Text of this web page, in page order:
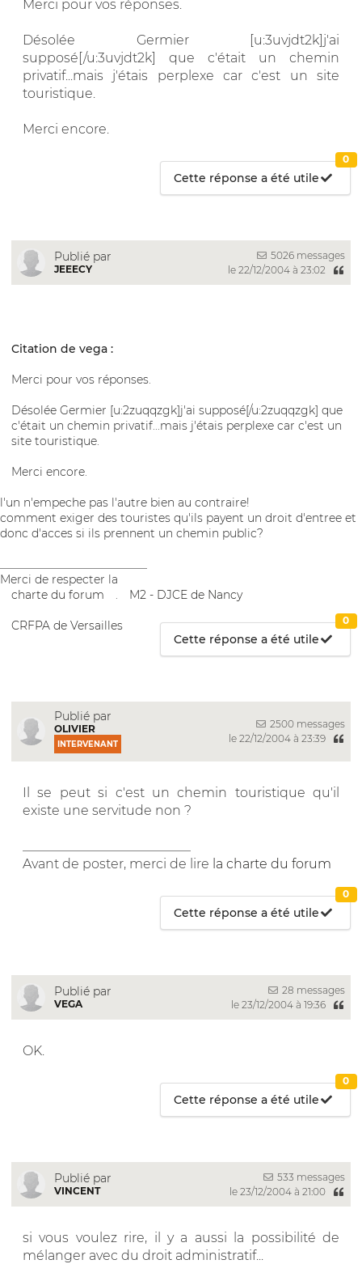
Merci pour vos réponses.
Désolée Germier [u:3uvjdt2k]j'ai
supposé[/u:3uvjdt2k] que c'était un chemin
privatif...mais j'étais perplexe car c'est un site
touristique.
Merci encore.
Cette réponse a été utile
0
Publié par
JEEECY
5026 messages
le 22/12/2004 à 23:02
Citation de vega :
Merci pour vos réponses.
Désolée Germier [u:2zuqqzgk]j'ai supposé[/u:2zuqqzgk] que
c'était un chemin privatif...mais j'étais perplexe car c'est un
site touristique.
Merci encore.
l'un n'empeche pas l'autre bien au contraire!
comment exiger des touristes qu'ils payent un droit d'entree et
donc d'acces si ils prennent un chemin public?
Merci de respecter la
charte du forum
M2 - DJCE de Nancy
CRFPA de Versailles
Cette réponse a été utile
0
Publié par
OLIVIER
INTERVENANT
2500 messages
le 22/12/2004 à 23:39
Il se peut si c'est un chemin touristique qu'il
existe une servitude non ?
Avant de poster, merci de lire la charte du forum
Cette réponse a été utile
0
Publié par
VEGA
28 messages
le 23/12/2004 à 19:36
OK.
Cette réponse a été utile
0
Publié par
VINCENT
533 messages
le 23/12/2004 à 21:00
si vous voulez rire, il y a aussi la possibilité de
mélanger avec du droit administratif...